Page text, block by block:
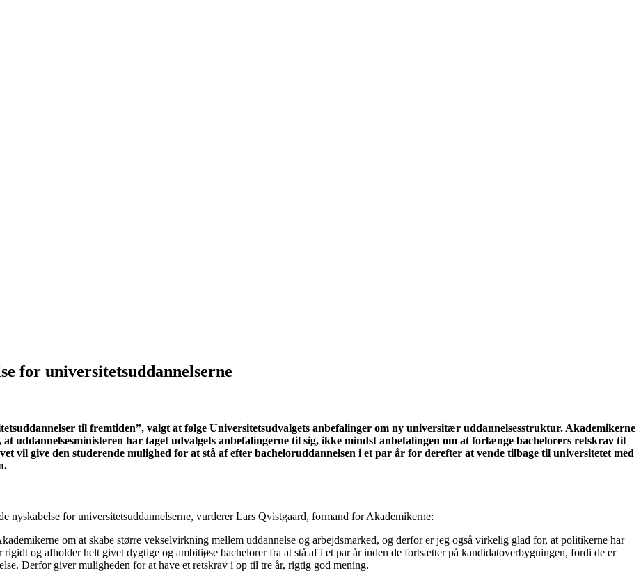
for universitetsuddannelserne
til fremtiden”, valgt at følge Universitetsudvalgets anbefalinger om ny universitær uddannelsesstruktur. Akademikerne
uddannelsesministeren har taget udvalgets anbefalingerne til sig, ikke mindst anbefalingen om at forlænge bachelorers retskrav til
vil give den studerende mulighed for at stå af efter bacheloruddannelsen i et par år for derefter at vende tilbage til universitetet med
for universitetsuddannelserne, vurderer Lars Qvistgaard, formand for Akademikerne:
om at skabe større vekselvirkning mellem uddannelse og arbejdsmarked, og derfor er jeg også virkelig glad for, at politikerne har
og afholder helt givet dygtige og ambitiøse bachelorer fra at stå af i et par år inden de fortsætter på kandidatoverbygningen, fordi de er
Derfor giver muligheden for at have et retskrav i op til tre år, rigtig god mening.